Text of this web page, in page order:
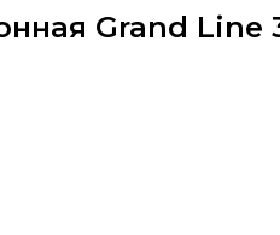
Grand Line